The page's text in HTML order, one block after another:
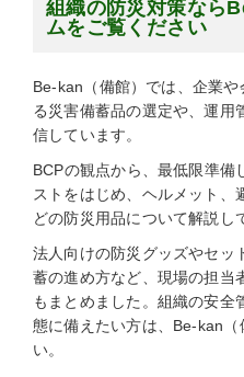
組織の防災対策なら
ムをご覧ください
Be-kan（備館）では、企業
る災害備蓄品の選定や、運用
信しています。
BCPの観点から、最低限準備
ストをはじめ、ヘルメット、
どの防災用品について解説し
法人向けの防災グッズやセッ
蓄の進め方など、現場の担当
もまとめました。組織の安全
態に備えたい方は、Be-kan（
い。